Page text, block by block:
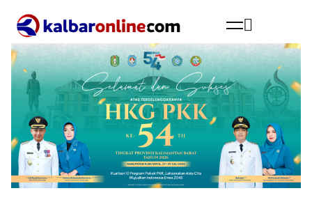
Cari